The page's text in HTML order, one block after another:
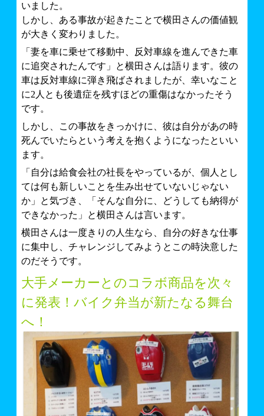
いました。
しかし、ある事故が起きたことで横田さんの価値観
が大きく変わりました。
「妻を車に乗せて移動中、反対車線を進んできた車
に追突されたんです」と横田さんは語ります。彼の
車は反対車線に弾き飛ばされましたが、幸いなこと
に2人とも後遺症を残すほどの重傷はなかったそう
です。
しかし、この事故をきっかけに、彼は自分があの時
死んでいたらという考えを抱くようになったといい
ます。
「自分は給食会社の社長をやっているが、個人とし
ては何も新しいことを生み出せていないじゃない
か」と気づき、「そんな自分に、どうしても納得が
できなかった」と横田さんは言います。
横田さんは一度きりの人生なら、自分の好きな仕事
に集中し、チャレンジしてみようとこの時決意した
のだそうです。
大手メーカーとのコラボ商品を次々
に発表！バイク弁当が新たなる舞台
へ！